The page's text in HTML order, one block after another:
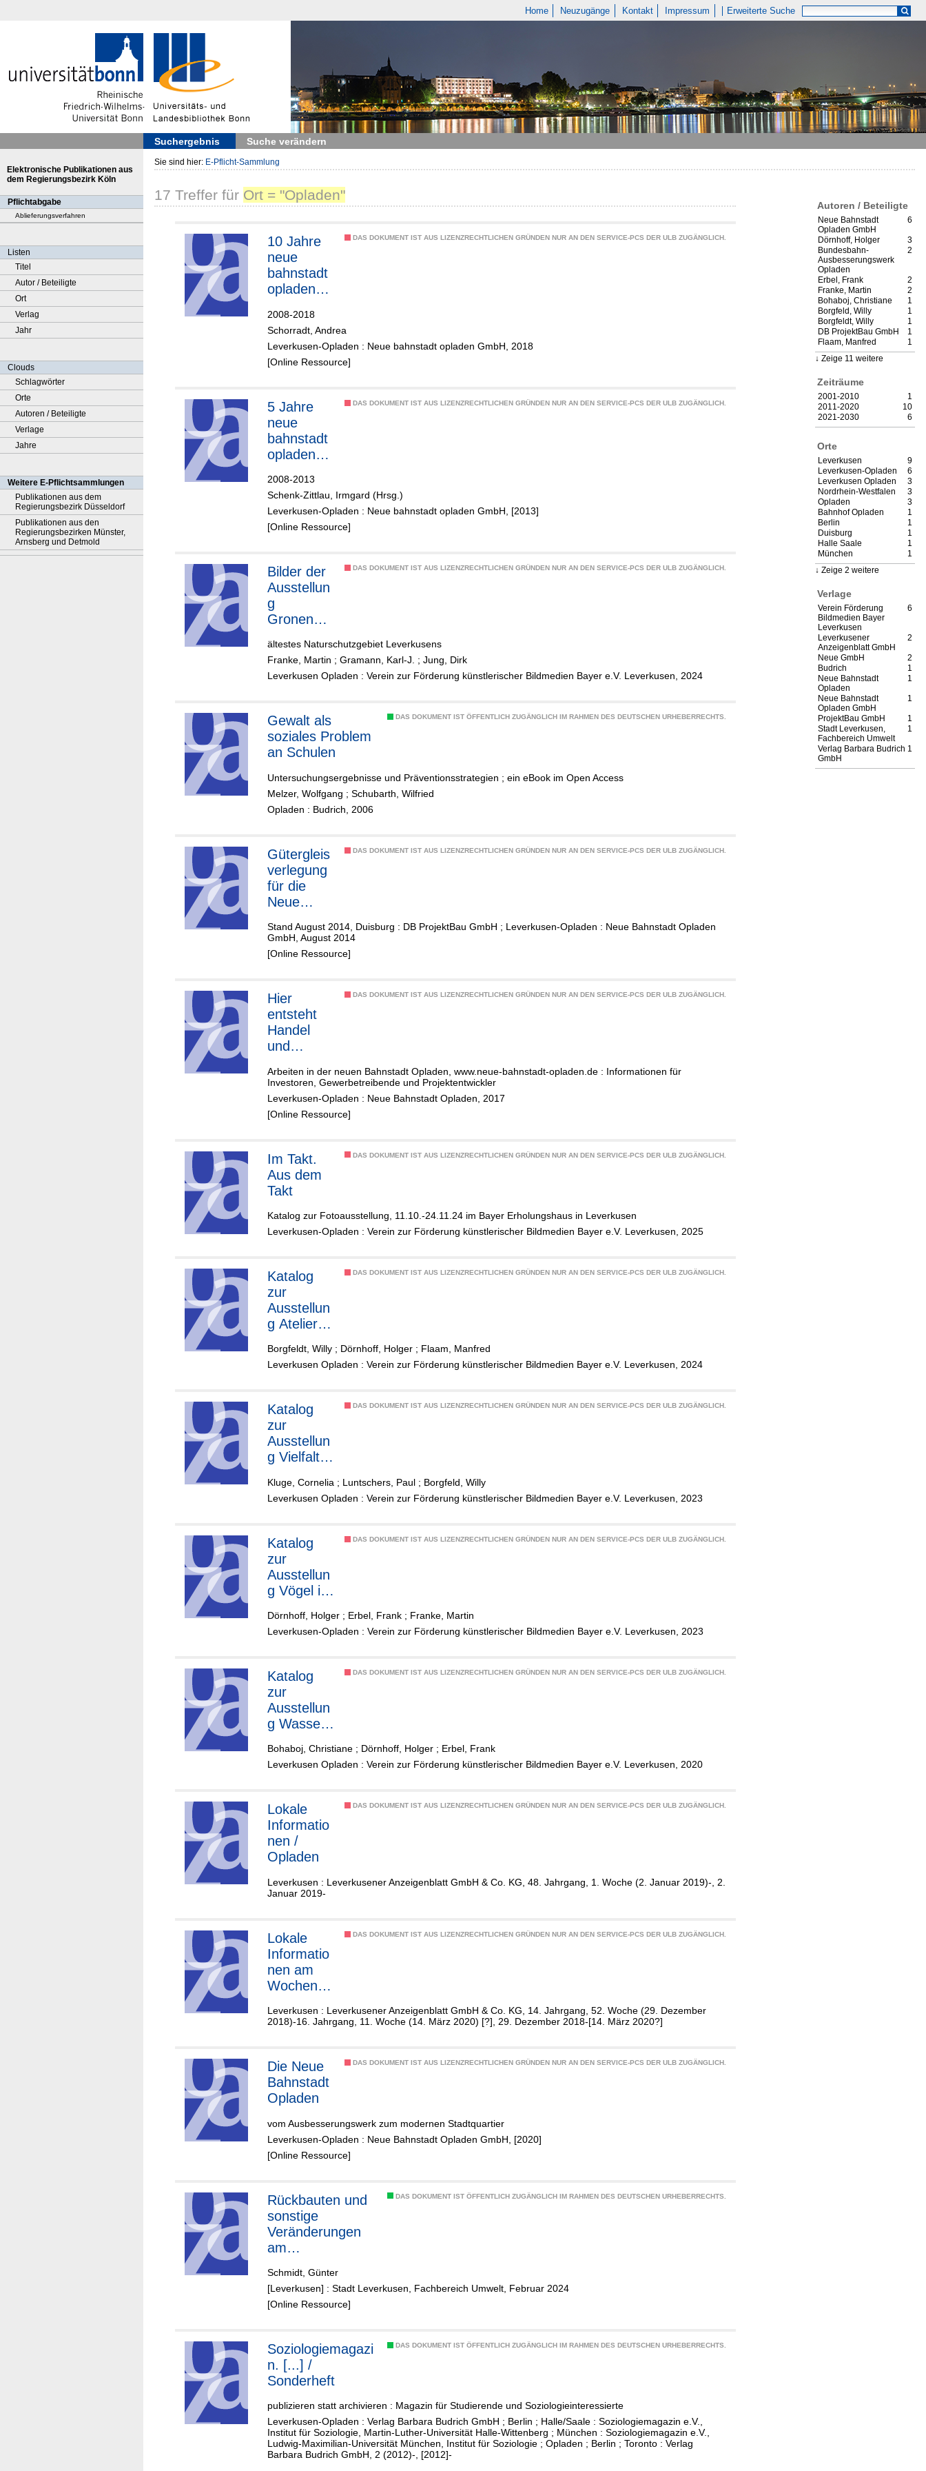
Home Neuzugänge Kontakt Impressum Erweiterte Suche
Suchergebnis Suche verändern
Elektronische Publikationen aus
dem Regierungsbezirk Köln
Pflichtabgabe
Ablieferungsverfahren
Listen
Titel
Autor / Beteiligte
Ort
Verlag
Jahr
Clouds
Schlagwörter
Orte
Autoren / Beteiligte
Verlage
Jahre
Weitere E-Pflichtsammlungen
Publikationen aus dem
Regierungsbezirk Düsseldorf
Publikationen aus den
Regierungsbezirken Münster,
Arnsberg und Detmold
Sie sind hier: E-Pflicht-Sammlung
Autoren / Beteiligte
6
Neue Bahnstadt
Opladen GmbH
3
Dörnhoff, Holger
2
Bundesbahn-
Ausbesserungswerk
Opladen
2
Erbel, Frank
2
Franke, Martin
1
Bohaboj, Christiane
1
Borgfeld, Willy
1
Borgfeldt, Willy
1
DB ProjektBau GmbH
1
Flaam, Manfred
Zeige 11 weitere
Zeiträume
1
2001-2010
10
2011-2020
6
2021-2030
Orte
9
Leverkusen
6
Leverkusen-Opladen
3
Leverkusen Opladen
3
Nordrhein-Westfalen
3
Opladen
1
Bahnhof Opladen
1
Berlin
1
Duisburg
1
Halle Saale
1
München
Zeige 2 weitere
Verlage
6
Verein Förderung
Bildmedien Bayer
Leverkusen
2
Leverkusener
Anzeigenblatt GmbH
2
Neue GmbH
1
Budrich
1
Neue Bahnstadt
Opladen
1
Neue Bahnstadt
Opladen GmbH
1
ProjektBau GmbH
1
Stadt Leverkusen,
Fachbereich Umwelt
1
Verlag Barbara Budrich
GmbH
17 Treffer für Ort = "Opladen"
DAS DOKUMENT IST AUS LIZENZRECHTLICHEN GRÜNDEN NUR AN DEN SERVICE-PCS DER ULB ZUGÄNGLICH.
10 Jahre
neue
bahnstadt
opladen
2008-2018
Schorradt, Andrea
Leverkusen-Opladen : Neue bahnstadt opladen GmbH, 2018
[Online Ressource]
DAS DOKUMENT IST AUS LIZENZRECHTLICHEN GRÜNDEN NUR AN DEN SERVICE-PCS DER ULB ZUGÄNGLICH.
5 Jahre
neue
bahnstadt
opladen
2008-2013
Schenk-Zittlau, Irmgard (Hrsg.)
Leverkusen-Opladen : Neue bahnstadt opladen GmbH, [2013]
[Online Ressource]
DAS DOKUMENT IST AUS LIZENZRECHTLICHEN GRÜNDEN NUR AN DEN SERVICE-PCS DER ULB ZUGÄNGLICH.
Bilder der
Ausstellun
g
Gronenbor
ältestes Naturschutzgebiet Leverkusens
Franke, Martin ; Gramann, Karl-J. ; Jung, Dirk
Leverkusen Opladen : Verein zur Förderung künstlerischer Bildmedien Bayer e.V. Leverkusen, 2024
DAS DOKUMENT IST ÖFFENTLICH ZUGÄNGLICH IM RAHMEN DES DEUTSCHEN URHEBERRECHTS.
Gewalt als
soziales Problem
an Schulen
Untersuchungsergebnisse und Präventionsstrategien ; ein eBook im Open Access
Melzer, Wolfgang ; Schubarth, Wilfried
Opladen : Budrich, 2006
DAS DOKUMENT IST AUS LIZENZRECHTLICHEN GRÜNDEN NUR AN DEN SERVICE-PCS DER ULB ZUGÄNGLICH.
Gütergleis
verlegung
für die
Neue
Opladen
Stand August 2014, Duisburg : DB ProjektBau GmbH ; Leverkusen-Opladen : Neue Bahnstadt Opladen
GmbH, August 2014
[Online Ressource]
DAS DOKUMENT IST AUS LIZENZRECHTLICHEN GRÜNDEN NUR AN DEN SERVICE-PCS DER ULB ZUGÄNGLICH.
Hier
entsteht
Handel
und
ung
Arbeiten in der neuen Bahnstadt Opladen, www.neue-bahnstadt-opladen.de : Informationen für
Investoren, Gewerbetreibende und Projektentwickler
Leverkusen-Opladen : Neue Bahnstadt Opladen, 2017
[Online Ressource]
DAS DOKUMENT IST AUS LIZENZRECHTLICHEN GRÜNDEN NUR AN DEN SERVICE-PCS DER ULB ZUGÄNGLICH.
Im Takt.
Aus dem
Takt
Katalog zur Fotoausstellung, 11.10.-24.11.24 im Bayer Erholungshaus in Leverkusen
Leverkusen-Opladen : Verein zur Förderung künstlerischer Bildmedien Bayer e.V. Leverkusen, 2025
DAS DOKUMENT IST AUS LIZENZRECHTLICHEN GRÜNDEN NUR AN DEN SERVICE-PCS DER ULB ZUGÄNGLICH.
Katalog
zur
Ausstellun
g Atelier
(Opladen
und
)
Borgfeldt, Willy ; Dörnhoff, Holger ; Flaam, Manfred
Leverkusen Opladen : Verein zur Förderung künstlerischer Bildmedien Bayer e.V. Leverkusen, 2024
DAS DOKUMENT IST AUS LIZENZRECHTLICHEN GRÜNDEN NUR AN DEN SERVICE-PCS DER ULB ZUGÄNGLICH.
Katalog
zur
Ausstellun
g Vielfalt
Bäume
und
(Opladen
und
Umgebung
)
Kluge, Cornelia ; Luntschers, Paul ; Borgfeld, Willy
Leverkusen Opladen : Verein zur Förderung künstlerischer Bildmedien Bayer e.V. Leverkusen, 2023
DAS DOKUMENT IST AUS LIZENZRECHTLICHEN GRÜNDEN NUR AN DEN SERVICE-PCS DER ULB ZUGÄNGLICH.
Katalog
zur
Ausstellun
g Vögel in
Nachbarsc
haft
und
Umgebung
)
Dörnhoff, Holger ; Erbel, Frank ; Franke, Martin
Leverkusen-Opladen : Verein zur Förderung künstlerischer Bildmedien Bayer e.V. Leverkusen, 2023
DAS DOKUMENT IST AUS LIZENZRECHTLICHEN GRÜNDEN NUR AN DEN SERVICE-PCS DER ULB ZUGÄNGLICH.
Katalog
zur
Ausstellun
g Wasser
Opladen
Bohaboj, Christiane ; Dörnhoff, Holger ; Erbel, Frank
Leverkusen Opladen : Verein zur Förderung künstlerischer Bildmedien Bayer e.V. Leverkusen, 2020
DAS DOKUMENT IST AUS LIZENZRECHTLICHEN GRÜNDEN NUR AN DEN SERVICE-PCS DER ULB ZUGÄNGLICH.
Lokale
Informatio
nen /
Opladen
Leverkusen : Leverkusener Anzeigenblatt GmbH & Co. KG, 48. Jahrgang, 1. Woche (2. Januar 2019)-, 2.
Januar 2019-
DAS DOKUMENT IST AUS LIZENZRECHTLICHEN GRÜNDEN NUR AN DEN SERVICE-PCS DER ULB ZUGÄNGLICH.
Lokale
Informatio
nen am
Wochenen
Opladen
Leverkusen : Leverkusener Anzeigenblatt GmbH & Co. KG, 14. Jahrgang, 52. Woche (29. Dezember
2018)-16. Jahrgang, 11. Woche (14. März 2020) [?], 29. Dezember 2018-[14. März 2020?]
DAS DOKUMENT IST AUS LIZENZRECHTLICHEN GRÜNDEN NUR AN DEN SERVICE-PCS DER ULB ZUGÄNGLICH.
Die Neue
Bahnstadt
Opladen
vom Ausbesserungswerk zum modernen Stadtquartier
Leverkusen-Opladen : Neue Bahnstadt Opladen GmbH, [2020]
[Online Ressource]
DAS DOKUMENT IST ÖFFENTLICH ZUGÄNGLICH IM RAHMEN DES DEUTSCHEN URHEBERRECHTS.
Rückbauten und
sonstige
Veränderungen
am
rt Opladen
Schmidt, Günter
[Leverkusen] : Stadt Leverkusen, Fachbereich Umwelt, Februar 2024
[Online Ressource]
DAS DOKUMENT IST ÖFFENTLICH ZUGÄNGLICH IM RAHMEN DES DEUTSCHEN URHEBERRECHTS.
Soziologiemagazi
n. [...] /
Sonderheft
publizieren statt archivieren : Magazin für Studierende und Soziologieinteressierte
Leverkusen-Opladen : Verlag Barbara Budrich GmbH ; Berlin ; Halle/Saale : Soziologiemagazin e.V.,
Institut für Soziologie, Martin-Luther-Universität Halle-Wittenberg ; München : Soziologiemagazin e.V.,
Ludwig-Maximilian-Universität München, Institut für Soziologie ; Opladen ; Berlin ; Toronto : Verlag
Barbara Budrich GmbH, 2 (2012)-, [2012]-